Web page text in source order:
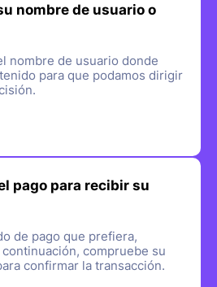
nombre de usuario o
nombre de usuario donde
para que podamos dirigir
pago para recibir su
de pago que prefiera,
continuación, compruebe su
confirmar la transacción.